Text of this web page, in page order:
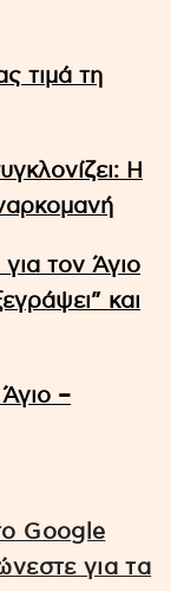
τιμά τη
Η
τον Άγιο
και
–
Google
για τα